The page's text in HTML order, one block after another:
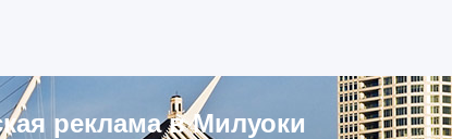
реклама в Милуоки